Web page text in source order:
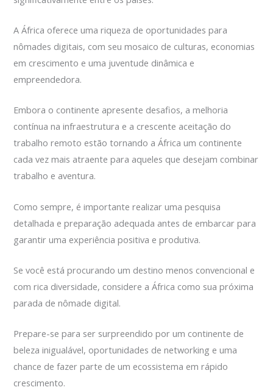
A África oferece uma riqueza de oportunidades para
nômades digitais, com seu mosaico de culturas, economias
em crescimento e uma juventude dinâmica e
empreendedora.
Embora o continente apresente desafios, a melhoria
contínua na infraestrutura e a crescente aceitação do
trabalho remoto estão tornando a África um continente
cada vez mais atraente para aqueles que desejam combinar
trabalho e aventura.
Como sempre, é importante realizar uma pesquisa
detalhada e preparação adequada antes de embarcar para
garantir uma experiência positiva e produtiva.
Se você está procurando um destino menos convencional e
com rica diversidade, considere a África como sua próxima
parada de nômade digital.
Prepare-se para ser surpreendido por um continente de
beleza inigualável, oportunidades de networking e uma
chance de fazer parte de um ecossistema em rápido
crescimento.